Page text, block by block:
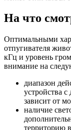
На что
Оптимальными
отпугивателя
кГц и уровень
внимание на
диапазон
устройства
зависит от
наличие
территорию